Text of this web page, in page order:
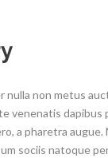
nulla non metus
venenatis dapibus
a pharetra augue.
sociis natoque